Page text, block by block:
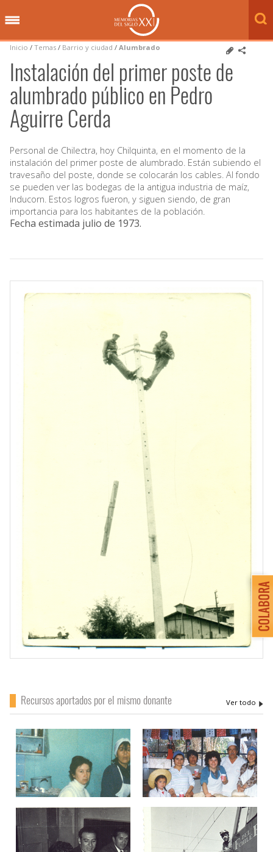
Inicio / Temas / Barrio y ciudad / Alumbrado
Instalación del primer poste de
alumbrado público en Pedro
Aguirre Cerda
Personal de Chilectra, hoy Chilquinta, en el momento de la
instalación del primer poste de alumbrado. Están subiendo el
travesaño del poste, donde se colocarán los cables. Al fondo
se pueden ver las bodegas de la antigua industria de maíz,
Inducorn. Estos logros fueron, y siguen siendo, de gran
importancia para los habitantes de la población.
Fecha estimada julio de 1973.
Recursos aportados por el mismo donante